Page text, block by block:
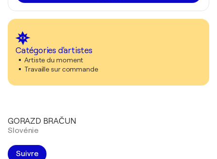
Catégories d'artistes
Artiste du moment
Travaille sur commande
GORAZD BRAČUN
Slovénie
Suivre